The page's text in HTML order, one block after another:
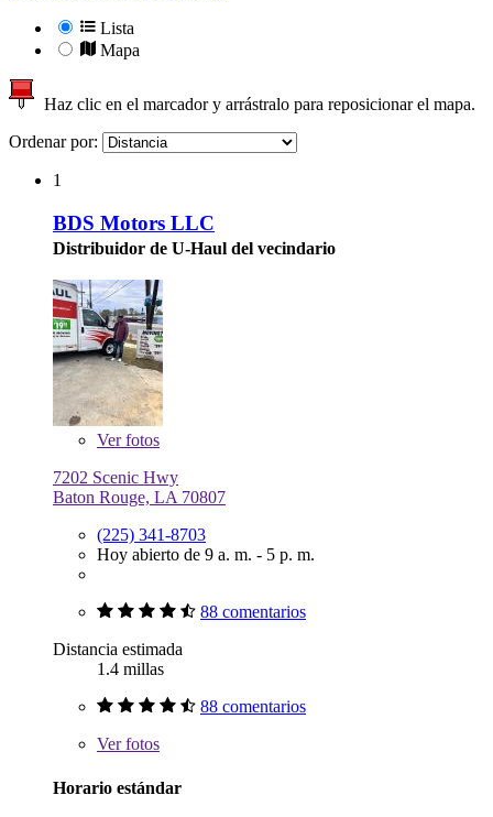
Lista
Mapa
Haz clic en el marcador y arrástralo para reposicionar el mapa.
Ordenar por:
1
BDS Motors LLC
Distribuidor de U-Haul del vecindario
Verfotos
7202 Scenic Hwy
Baton Rouge, LA 70807
(225) 341-8703
Hoy abierto de 9 a. m. - 5 p. m.
88 comentarios
Distancia estimada
1.4 millas
88 comentarios
Verfotos
Horario estándar